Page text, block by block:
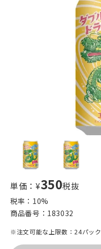
単価：¥350税抜
税率： 10%
商品番号： 183032
※注文可能な上限数：24パック